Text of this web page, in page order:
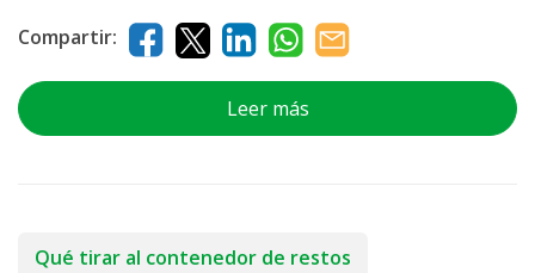
Compartir:
Leer más
Qué tirar al contenedor de restos